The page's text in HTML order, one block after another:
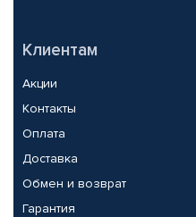
Клиентам
Акции
Контакты
Оплата
Доставка
Обмен и возврат
Гарантия